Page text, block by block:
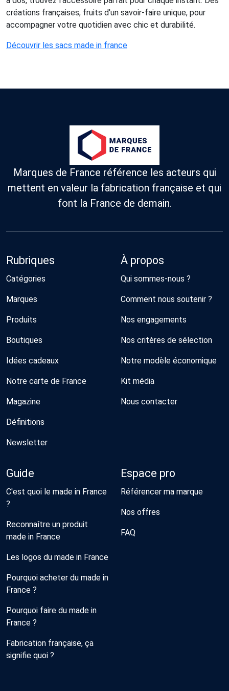
créations françaises, fruits d'un savoir-faire unique, pour
accompagner votre quotidien avec chic et durabilité.
Découvrir les sacs made in france
Marques de France référence les acteurs qui
mettent en valeur la fabrication française et qui
font la France de demain.
Rubriques
Catégories
Marques
Produits
Boutiques
Idées cadeaux
Notre carte de France
Magazine
Définitions
Newsletter
À propos
Qui sommes-nous ?
Comment nous soutenir ?
Nos engagements
Nos critères de sélection
Notre modèle économique
Kit média
Nous contacter
Guide
C'est quoi le made in France
?
Reconnaître un produit
made in France
Les logos du made in France
Pourquoi acheter du made in
France ?
Pourquoi faire du made in
France ?
Fabrication française, ça
signifie quoi ?
Espace pro
Référencer ma marque
Nos offres
FAQ